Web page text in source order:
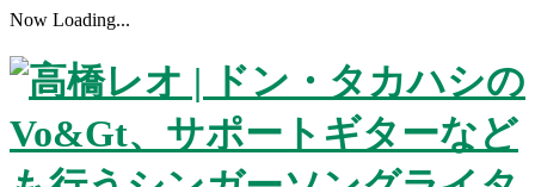
Now Loading...